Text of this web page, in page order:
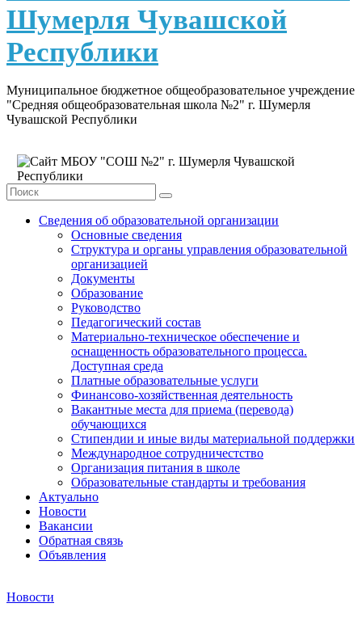
Шумерля Чувашской
Республики
Муниципальное бюджетное общеобразовательное учреждение
"Средняя общеобразовательная школа №2" г. Шумерля
Чувашской Республики
Сведения об образовательной организации
Основные сведения
Структура и органы управления образовательной
организацией
Документы
Образование
Руководство
Педагогический состав
Материально-техническое обеспечение и
оснащенность образовательного процесса.
Доступная среда
Платные образовательные услуги
Финансово-хозяйственная деятельность
Вакантные места для приема (перевода)
обучающихся
Стипендии и иные виды материальной поддержки
Международное сотрудничестство
Организация питания в школе
Образовательные стандарты и требования
Актуально
Новости
Вакансии
Обратная связь
Объявления
Новости